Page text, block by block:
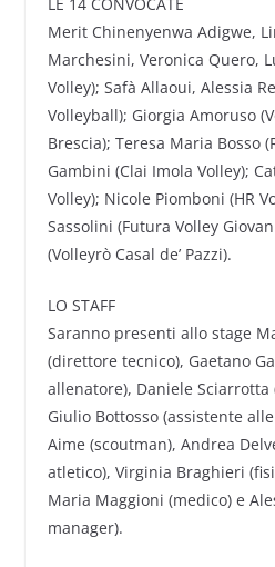
Merit Chinenyenwa Adigwe,
Marchesini, Veronica Quero,
Volley); Safà Allaoui, Alessia
Volleyball); Giorgia Amoruso
Brescia); Teresa Maria Bosso
Gambini (Clai Imola Volley);
Volley); Nicole Piomboni (HR
Sassolini (Futura Volley
(Volleyrò Casal de’ Pazzi).
LO STAFF
Saranno presenti allo stage
(direttore tecnico), Gaetano
allenatore), Daniele Sciarrotta
Giulio Bottosso (assistente
Aime (scoutman), Andrea
atletico), Virginia Braghieri
Maria Maggioni (medico) e
manager).